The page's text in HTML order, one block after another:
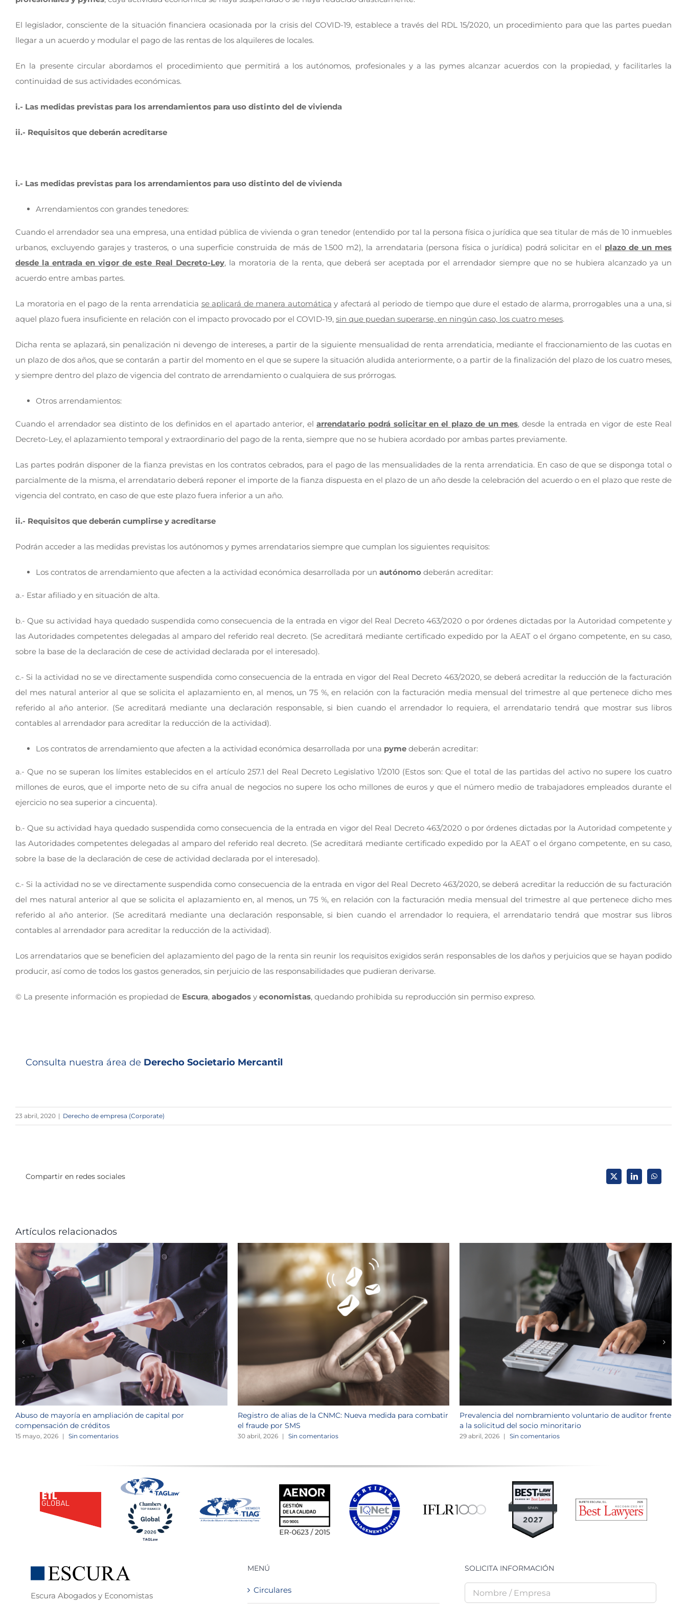
El legislador, consciente de la situación financiera ocasionada por la crisis del COVID-19, establece a través del RDL 15/2020, un procedimiento para que las partes puedan
llegar a un acuerdo y modular el pago de las rentas de los alquileres de locales.
En la presente circular abordamos el procedimiento que permitirá a los autónomos, profesionales y a las pymes alcanzar acuerdos con la propiedad, y facilitarles la
continuidad de sus actividades económicas.
i.- Las medidas previstas para los arrendamientos para uso distinto del de vivienda
ii.- Requisitos que deberán acreditarse
i.- Las medidas previstas para los arrendamientos para uso distinto del de vivienda
Arrendamientos con grandes tenedores:
Cuando el arrendador sea una empresa, una entidad pública de vivienda o gran tenedor (entendido por tal la persona física o jurídica que sea titular de más de 10 inmuebles
urbanos, excluyendo garajes y trasteros, o una superficie construida de más de 1.500 m2), la arrendataria (persona física o jurídica) podrá solicitar en el plazo de un mes
desde la entrada en vigor de este Real Decreto-Ley, la moratoria de la renta, que deberá ser aceptada por el arrendador siempre que no se hubiera alcanzado ya un
acuerdo entre ambas partes.
La moratoria en el pago de la renta arrendaticia se aplicará de manera automática y afectará al periodo de tiempo que dure el estado de alarma, prorrogables una a una, si
aquel plazo fuera insuficiente en relación con el impacto provocado por el COVID-19, sin que puedan superarse, en ningún caso, los cuatro meses.
Dicha renta se aplazará, sin penalización ni devengo de intereses, a partir de la siguiente mensualidad de renta arrendaticia, mediante el fraccionamiento de las cuotas en
un plazo de dos años, que se contarán a partir del momento en el que se supere la situación aludida anteriormente, o a partir de la finalización del plazo de los cuatro meses,
y siempre dentro del plazo de vigencia del contrato de arrendamiento o cualquiera de sus prórrogas.
Otros arrendamientos:
Cuando el arrendador sea distinto de los definidos en el apartado anterior, el arrendatario podrá solicitar en el plazo de un mes, desde la entrada en vigor de este Real
Decreto-Ley, el aplazamiento temporal y extraordinario del pago de la renta, siempre que no se hubiera acordado por ambas partes previamente.
Las partes podrán disponer de la fianza previstas en los contratos cebrados, para el pago de las mensualidades de la renta arrendaticia. En caso de que se disponga total o
parcialmente de la misma, el arrendatario deberá reponer el importe de la fianza dispuesta en el plazo de un año desde la celebración del acuerdo o en el plazo que reste de
vigencia del contrato, en caso de que este plazo fuera inferior a un año.
ii.- Requisitos que deberán cumplirse y acreditarse
Podrán acceder a las medidas previstas los autónomos y pymes arrendatarios siempre que cumplan los siguientes requisitos:
Los contratos de arrendamiento que afecten a la actividad económica desarrollada por un autónomo deberán acreditar:
a.- Estar afiliado y en situación de alta.
b.- Que su actividad haya quedado suspendida como consecuencia de la entrada en vigor del Real Decreto 463/2020 o por órdenes dictadas por la Autoridad competente y
las Autoridades competentes delegadas al amparo del referido real decreto. (Se acreditará mediante certificado expedido por la AEAT o el órgano competente, en su caso,
sobre la base de la declaración de cese de actividad declarada por el interesado).
c.- Si la actividad no se ve directamente suspendida como consecuencia de la entrada en vigor del Real Decreto 463/2020, se deberá acreditar la reducción de la facturación
del mes natural anterior al que se solicita el aplazamiento en, al menos, un 75 %, en relación con la facturación media mensual del trimestre al que pertenece dicho mes
referido al año anterior. (Se acreditará mediante una declaración responsable, si bien cuando el arrendador lo requiera, el arrendatario tendrá que mostrar sus libros
contables al arrendador para acreditar la reducción de la actividad).
Los contratos de arrendamiento que afecten a la actividad económica desarrollada por una pyme deberán acreditar:
a.- Que no se superan los límites establecidos en el artículo 257.1 del Real Decreto Legislativo 1/2010 (Estos son: Que el total de las partidas del activo no supere los cuatro
millones de euros, que el importe neto de su cifra anual de negocios no supere los ocho millones de euros y que el número medio de trabajadores empleados durante el
ejercicio no sea superior a cincuenta).
b.- Que su actividad haya quedado suspendida como consecuencia de la entrada en vigor del Real Decreto 463/2020 o por órdenes dictadas por la Autoridad competente y
las Autoridades competentes delegadas al amparo del referido real decreto. (Se acreditará mediante certificado expedido por la AEAT o el órgano competente, en su caso,
sobre la base de la declaración de cese de actividad declarada por el interesado).
c.- Si la actividad no se ve directamente suspendida como consecuencia de la entrada en vigor del Real Decreto 463/2020, se deberá acreditar la reducción de su facturación
del mes natural anterior al que se solicita el aplazamiento en, al menos, un 75 %, en relación con la facturación media mensual del trimestre al que pertenece dicho mes
referido al año anterior. (Se acreditará mediante una declaración responsable, si bien cuando el arrendador lo requiera, el arrendatario tendrá que mostrar sus libros
contables al arrendador para acreditar la reducción de la actividad).
Los arrendatarios que se beneficien del aplazamiento del pago de la renta sin reunir los requisitos exigidos serán responsables de los daños y perjuicios que se hayan podido
producir, así como de todos los gastos generados, sin perjuicio de las responsabilidades que pudieran derivarse.
© La presente información es propiedad de Escura, abogados y economistas, quedando prohibida su reproducción sin permiso expreso.
Consulta nuestra área de Derecho Societario Mercantil
23 abril, 2020 | Derecho de empresa (Corporate)
Compartir en redes sociales X LinkedInWhatsApp
Artículos relacionados
Abuso de mayoría en ampliación de capital por
compensación de créditos
15 mayo, 2026 | Sin comentarios
Registro de alias de la CNMC: Nueva medida para combatir
el fraude por SMS
30 abril, 2026 | Sin comentarios
Prevalencia del nombramiento voluntario de auditor frente
a la solicitud del socio minoritario
29 abril, 2026 | Sin comentarios
Escura Abogados y Economistas
MENÚ
Circulares
SOLICITA INFORMACIÓN